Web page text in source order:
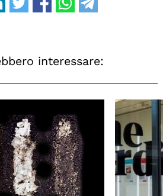
interessare: